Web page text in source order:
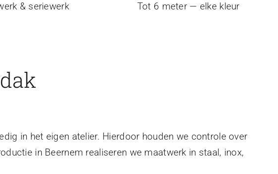
& seriewerk Tot 6 meter — elke kleur
in het eigen atelier. Hierdoor houden we controle over
in Beernem realiseren we maatwerk in staal, inox,